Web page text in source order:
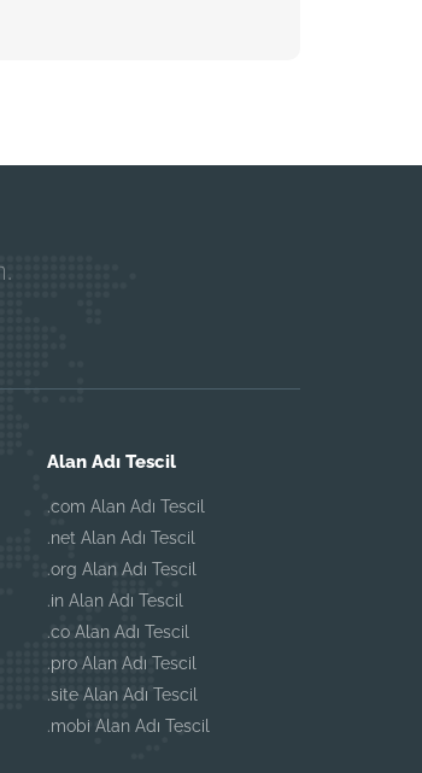
Alan Adı Tescil
.com Alan Adı Tescil
.net Alan Adı Tescil
.org Alan Adı Tescil
.in Alan Adı Tescil
.co Alan Adı Tescil
.pro Alan Adı Tescil
.site Alan Adı Tescil
.mobi Alan Adı Tescil